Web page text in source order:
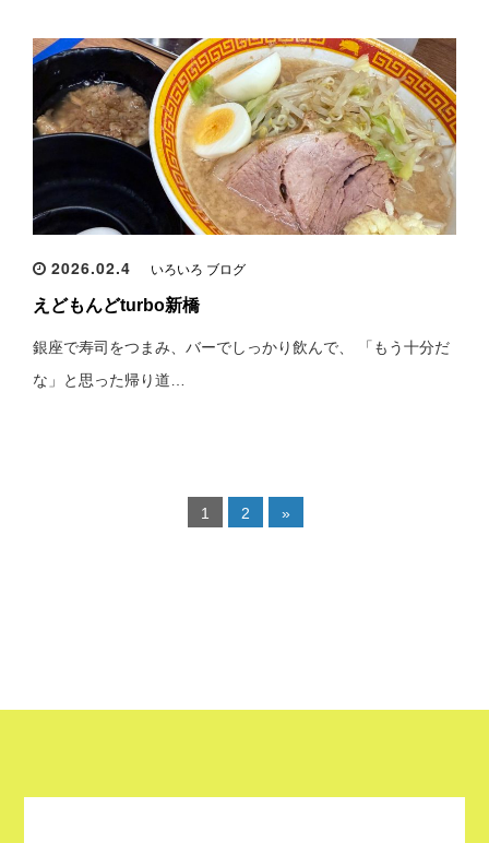
2026.02.4 いろいろ ブログ
えどもんどturbo新橋
銀座で寿司をつまみ、バーでしっかり飲んで、 「もう十分だ
な」と思った帰り道…
1 2 »